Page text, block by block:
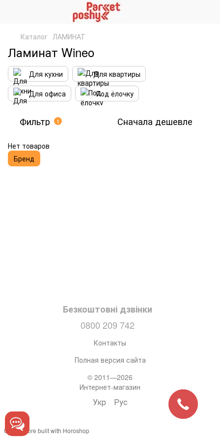
Каталог ЛАМИНАТ
Ламинат Wineo
Для кухни
Для квартиры
Для офиса
Под ёлочку
Фильтр 1 Сначала дешевле
Нет товаров
Бренд
Безкоштовні дзвінки
0800 209 742
Контакты
Полная версия сайта
© 2011—2026
Интернет-магазин
Укр Рус
Online store built with Horoshop